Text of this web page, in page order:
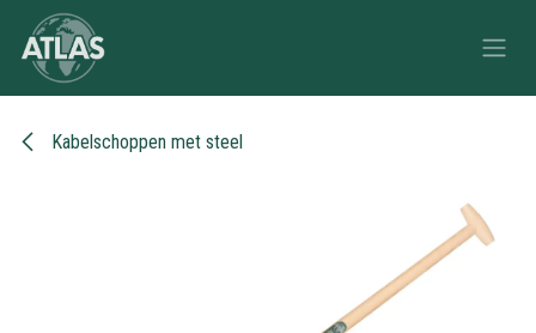
Overslaan naar inhoud
Kabelschoppen met steel